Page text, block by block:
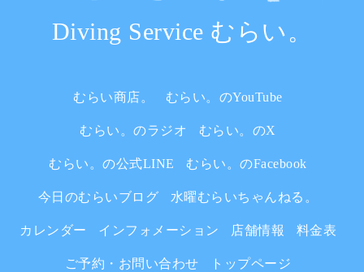
Diving Service むらい。
むらい商店。 むらい。のYouTube
むらい。のラジオ むらい。のX
むらい。の公式LINE むらい。のFacebook
今日のむらいブログ 水曜むらいちゃんねる。
カレンダー インフォメーション 店舗情報 料金表
ご予約・お問い合わせ トップページ